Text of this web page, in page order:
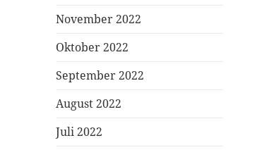
November 2022
Oktober 2022
September 2022
August 2022
Juli 2022